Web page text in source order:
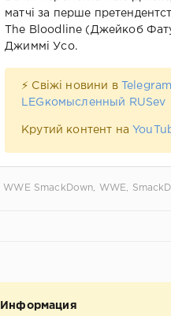
матчі за перше
The Bloodline (Джейкоб
Джиммі Усо.
⚡ Свіжі новини в
LEGкомысленный RUSev
Крутий контент на
WWE SmackDown WWE
Информация